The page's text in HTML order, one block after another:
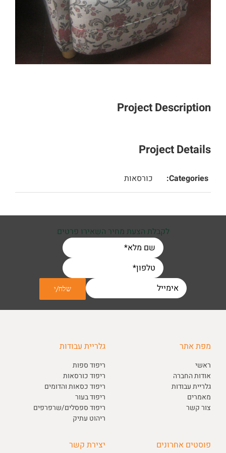
Project Description
Project Details
Categories: כורסאות
לקבלת הצעת מחיר השאירו פרטים
מפת אתר
ראשי
אודות החברה
גלריית עבודות
מאמרים
צור קשר
גלריית עבודות
ריפוד ספות
ריפוד כורסאות
ריפוד כסאות והדומים
ריפוד בעור
ריפוד ספסלים/שרפרפים
ריהוט עתיק
פוסטים אחרונים יצירת קשר